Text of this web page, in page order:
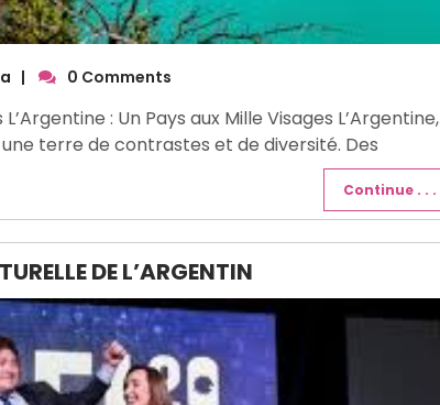
| 0 Comments
: Un Pays aux Mille Visages L’Argentine,
terre de contrastes et de diversité. Des
Continue . . .
DE L’ARGENTIN